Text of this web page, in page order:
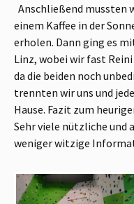
Anschließend mussten
einem Kaffee in der
erholen. Dann ging es
Linz, wobei wir fast
da die beiden noch
trennten wir uns und
Hause. Fazit zum
Sehr viele nützliche und
weniger witzige